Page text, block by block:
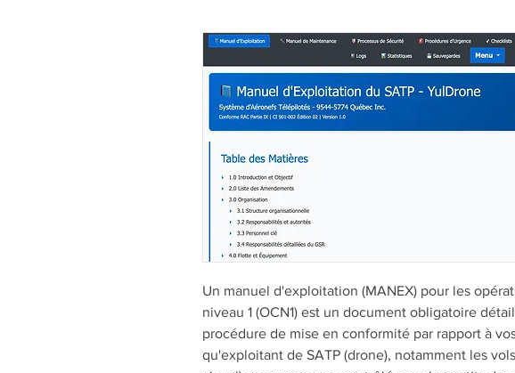
Un manuel d'exploitation (MANEX) pour les
niveau 1 (OCN1) est un document obligatoire
procédure de mise en conformité par rapport à
qu'exploitant de SATP (drone), notamment les